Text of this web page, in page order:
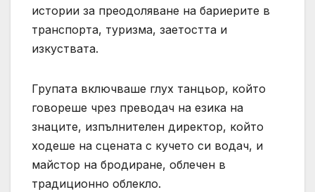
истории за преодоляване на бариерите в
транспорта, туризма, заетостта и
изкуствата.
Групата включваше глух танцьор, който
говореше чрез преводач на езика на
знаците, изпълнителен директор, който
ходеше на сцената с кучето си водач, и
майстор на бродиране, облечен в
традиционно облекло.